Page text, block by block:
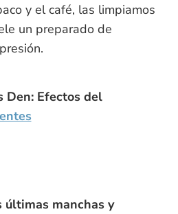
y el café, las limpiamos
un preparado de
Den: Efectos del
manchas y